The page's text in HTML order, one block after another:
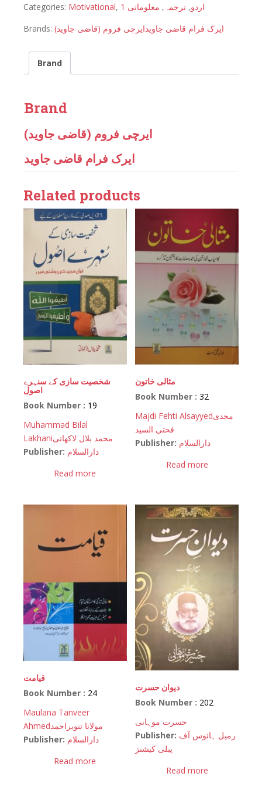
Categories: Motivational, اردو, ترجمہ , معلوماتی 1
Brands: (ایرچی فروم (قاضی جاویدایرک فرام قاضی جاوید
Brand
Brand
(ایرچی فروم (قاضی جاوید
ایرک فرام قاضی جاوید
Related products
شخصیت سازی کے سنہرے
اصول
Book Number : 19
Muhammad Bilal
Lakhaniمحمد بلال لاکھانی
Publisher: دارالسلام
Read more
مثالی خاتون
Book Number :32
Majdi Fehti Alsayyedمجدی
فحتی السید
Publisher: دارالسلام
Read more
قیامت
Book Number : 24
Maulana Tanveer
Ahmedمولانا تنویراحمد
Publisher: دارالسلام
Read more
دیوان حسرت
Book Number : 202
حسرت موہانی
Publisher: رمیل ہائوس آف
پبلی کیشنز
Read more